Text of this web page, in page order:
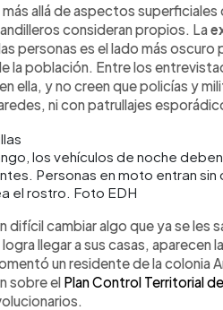
allá de aspectos superficiales
consideran propios. La
personas es el lado más oscuro
la población. Entre los
ella, y no creen que policías y
ni con patrullajes
los vehículos de noche
Personas en moto entran sin
el rostro. Foto EDH
difícil cambiar algo que ya se les
llegar a sus casas, aparecen
un residente de la colonia
sobre el Plan Control Territorial